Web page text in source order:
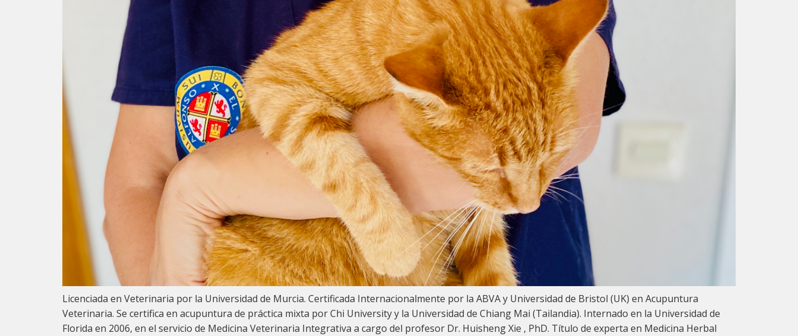
Licenciada en Veterinaria por la Universidad de Murcia. Certificada Internacionalmente por la ABVA y Universidad de Bristol (UK) en Acupuntura
Veterinaria. Se certifica en acupuntura de práctica mixta por Chi University y la Universidad de Chiang Mai (Tailandia). Internado en la Universidad de
Florida en 2006, en el servicio de Medicina Veterinaria Integrativa a cargo del profesor Dr. Huisheng Xie , PhD. Título de experta en Medicina Herbal